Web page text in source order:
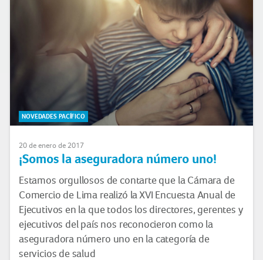
NOVEDADES PACÍFICO
20 de enero de 2017
¡Somos la aseguradora número uno!
Estamos orgullosos de contarte que la Cámara de
Comercio de Lima realizó la XVI Encuesta Anual de
Ejecutivos en la que todos los directores, gerentes y
ejecutivos del país nos reconocieron como la
aseguradora número uno en la categoría de
servicios de salud